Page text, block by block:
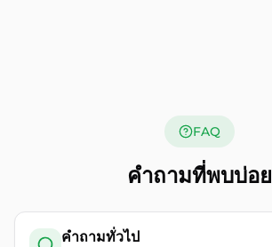
FAQ
คำถามที่พบบ่อย
คำถามทั่วไป